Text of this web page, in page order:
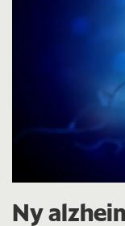
Ny